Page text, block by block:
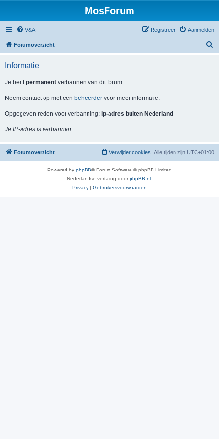
MosForum
V&A Aanmelden
Registreer
Forumoverzicht
Informatie
Je bentpermanent verbannen van dit forum.
Neem contact op met een beheerder voor meer informatie.
Opgegeven reden voor verbanning: ip-adres buiten Nederland
Je IP-adres is verbannen.
Forumoverzicht Alle tijden zijn UTC+01:00
Verwijder cookies
Powered by phpBB® Forum Software © phpBB Limited
Nederlandse vertaling doorphpBB.nl
Privacy | Gebruikersvoorwaarden